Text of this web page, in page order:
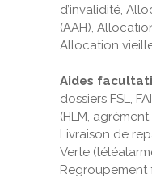
d’invalidité,
(AAH),
Allocation
Aides
dossiers FSL,
(HLM,
Livraison de
Verte
Regroupement